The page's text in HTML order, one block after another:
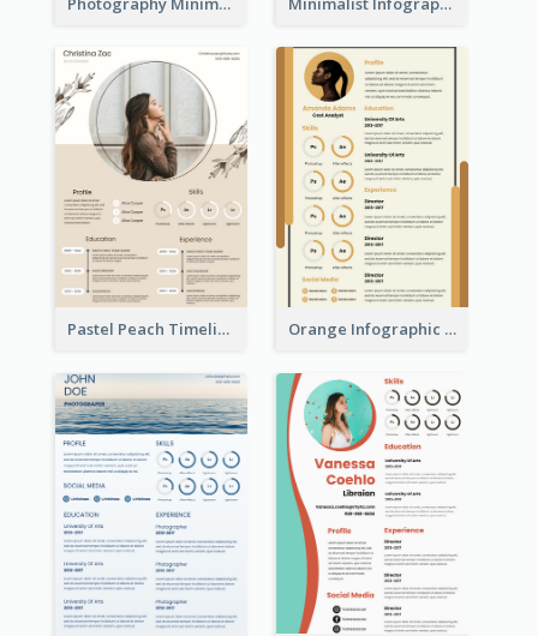
Pastel Peach Timeline Resume Orange Infographic Market Analyst Resume